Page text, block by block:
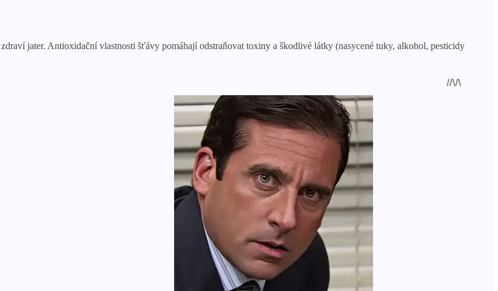
jater. Antioxidační vlastnosti šťávy pomáhají odstraňovat toxiny a škodlivé látky (nasycené tuky, alkohol, pesticidy